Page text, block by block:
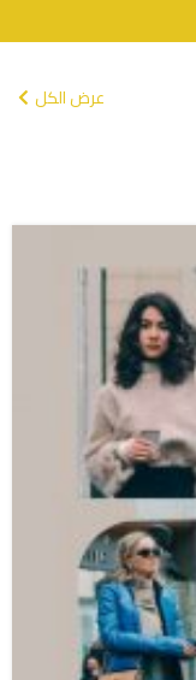
عرض الكل